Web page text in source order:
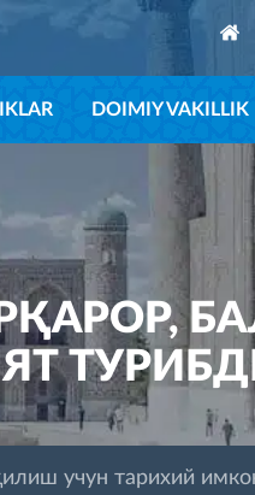
DOIMIY VAKILLIK
учун тарихий